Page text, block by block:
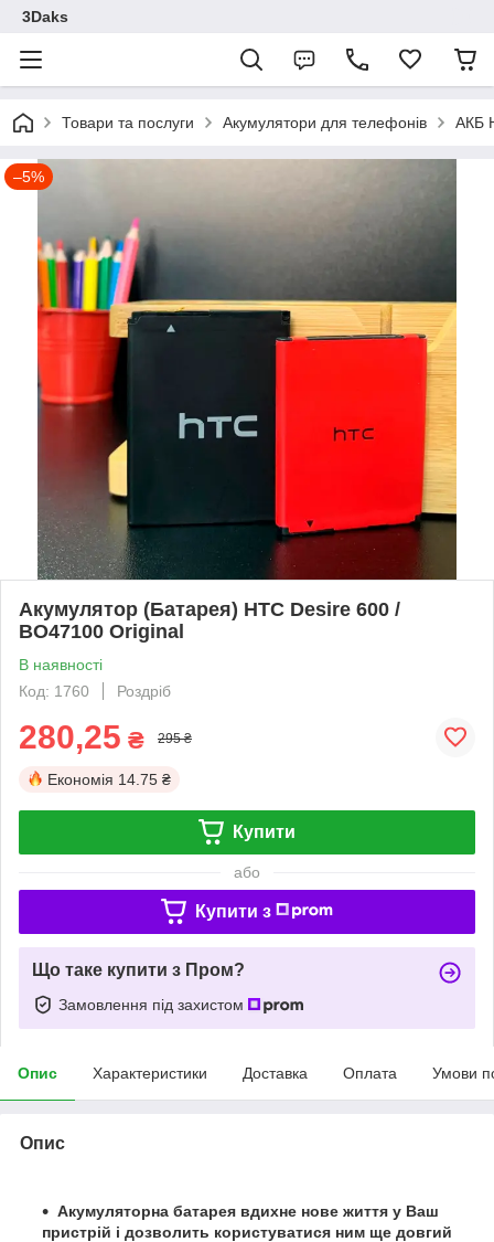
3Daks
Товари та послуги Акумулятори для телефонів АКБ
–5%
Акумулятор (Батарея) HTC Desire 600 /
BO47100 Original
В наявності
Код: 1760
Роздріб
280,25 ₴ 295 ₴
Економія 14.75 ₴
Купити
або
Купити з
Що таке купити з Пром?
Замовлення під захистом
Опис Характеристики Доставка Оплата Умови
Опис
Акумуляторна батарея вдихне нове життя у Ваш
пристрій і дозволить користуватися ним ще довгий